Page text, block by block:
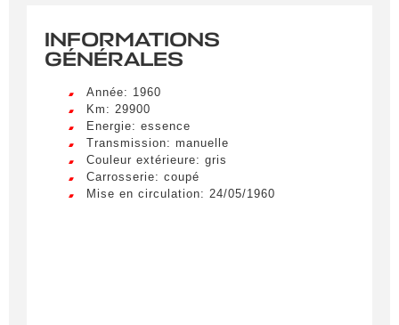
INFORMATIONS
GÉNÉRALES
Année: 1960
Km: 29900
Energie: essence
Transmission: manuelle
Couleur extérieure: gris
Carrosserie: coupé
Mise en circulation: 24/05/1960